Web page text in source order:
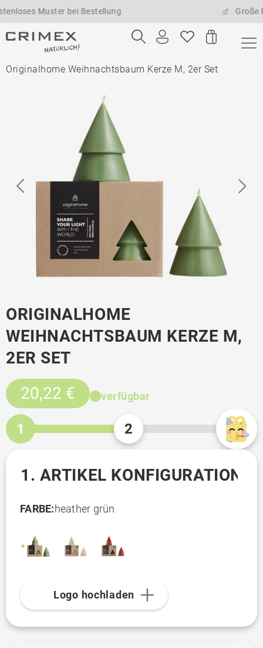
Muster bei Bestellung Große
Originalhome Weihnachtsbaum Kerze M, 2er Set
ORIGINALHOME
WEIHNACHTSBAUM KERZE M,
2ER SET
20,22 €
verfügbar
1 2
1. ARTIKEL KONFIGURATION
FARBE:heather grün
Logo hochladen